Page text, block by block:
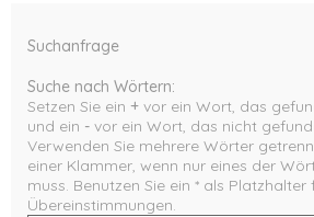
Suchanfrage
Suche nach Wörtern:
Setzen Sie ein + vor ein Wort, das
und ein - vor ein Wort, das nicht
Verwenden Sie mehrere Wörter
einer Klammer, wenn nur eines der
muss. Benutzen Sie ein * als Platzhalter
Übereinstimmungen.